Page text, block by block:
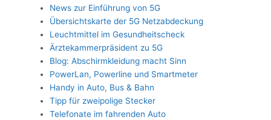
News zur Einführung von 5G
Übersichtskarte der 5G Netzabdeckung
Leuchtmittel im Gesundheitscheck
Ärztekammerpräsident zu 5G
Blog: Abschirmkleidung macht Sinn
PowerLan, Powerline und Smartmeter
Handy in Auto, Bus & Bahn
Tipp für zweipolige Stecker
Telefonate im fahrenden Auto